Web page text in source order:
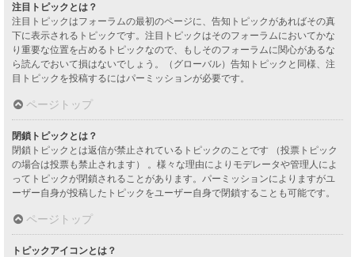
注目トピックとは？
注目トピックはフォーラムの最初のページに、告知トピックがあればその真
下に表示されるトピックです。注目トピックはそのフォーラムにおいてかな
り重要な位置を占めるトピックなので、もしそのフォーラムに関心があるな
ら読んでおいて損はないでしょう。（グローバル）告知トピックと同様、注
目トピックを投稿するにはパーミッションが必要です。
ページトップ
閉鎖トピックとは？
閉鎖トピックとは返信が禁止されているトピックのことです （投票トピック
の場合は投票も禁止されます） 。様々な理由によりモデレータや管理人によ
ってトピックが閉鎖されることがあります。パーミッションによりますがユ
ーザー自身が投稿したトピックをユーザー自身で閉鎖することも可能です。
ページトップ
トピックアイコンとは？